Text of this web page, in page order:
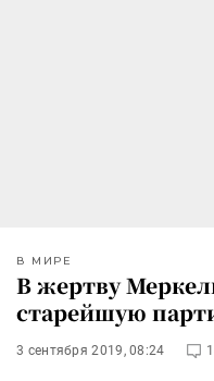
В МИРЕ
В жертву
старейшую
3 сентября 2019, 08:24